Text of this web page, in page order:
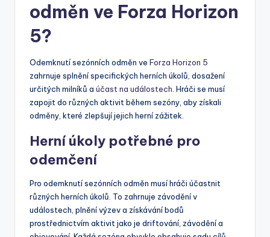
odměn ve Forza Horizon
5?
Odemknutí sezónních odměn ve Forza Horizon 5
zahrnuje splnění specifických herních úkolů, dosažení
určitých milníků a účast na událostech . Hráči se musí
zapojit do různých aktivit během sezóny, aby získali
odměny, které zlepšují jejich herní zážitek.
Herní úkoly potřebné pro
odemčení
Pro odemknutí sezónních odměn musí hráči účastnit
různých herních úkolů. To zahrnuje závodění v
událostech, plnění výzev a získávání bodů
prostřednictvím aktivit jako je driftování, závodění a